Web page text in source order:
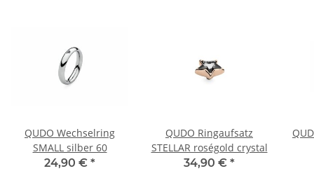
QUDO Wechselring
SMALL silber 60
24,90 € *
QUDO Ringaufsatz
STELLAR roségold crystal
34,90 € *